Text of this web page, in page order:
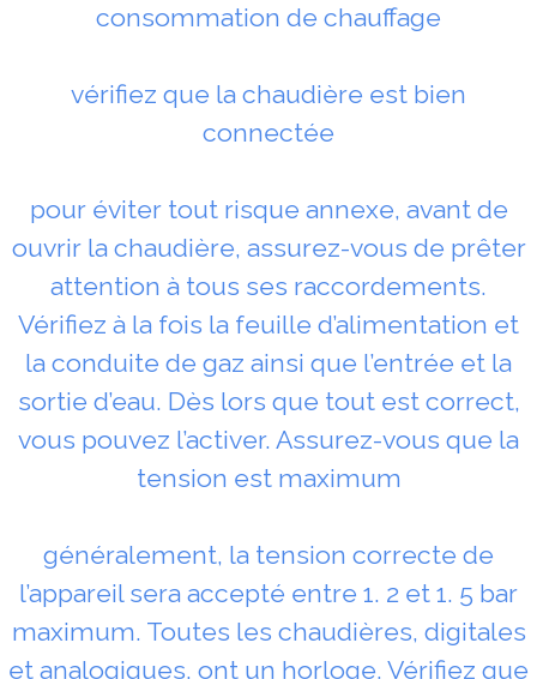
consommation de chauffage
vérifiez que la chaudière est bien
connectée
pour éviter tout risque annexe, avant de
ouvrir la chaudière, assurez-vous de prêter
attention à tous ses raccordements.
Vérifiez à la fois la feuille d’alimentation et
la conduite de gaz ainsi que l’entrée et la
sortie d’eau. Dès lors que tout est correct,
vous pouvez l’activer. Assurez-vous que la
tension est maximum
généralement, la tension correcte de
l’appareil sera accepté entre 1. 2 et 1. 5 bar
maximum. Toutes les chaudières, digitales
et analogiques, ont un horloge. Vérifiez que